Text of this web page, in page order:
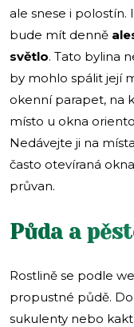
ale snese i polostín.
bude mít denně
světlo. Tato bylina
by mohlo spálit její
okenní parapet, na
místo u okna
Nedávejte ji na
často otevíraná
průvan.
Půda a
Rostlině se podle
propustné půdě.
sukulenty nebo